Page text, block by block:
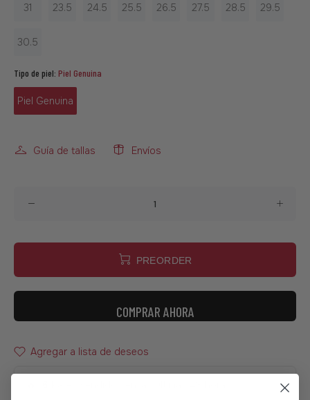
31 23.5 24.5 25.5 26.5 27.5 28.5 29.5
30.5
Tipo de piel: Piel Genuina
Piel Genuina
Guía de tallas Envíos
PREORDER
COMPRAR AHORA
Agregar a lista de deseos